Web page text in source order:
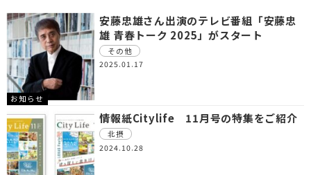
お知らせ
安藤忠雄さん出演のテレビ番組「安藤忠
雄 青春トーク 2025」がスタート
その他
2025.01.17
情報紙Citylife 11月号の特集をご紹介
北摂
2024.10.28